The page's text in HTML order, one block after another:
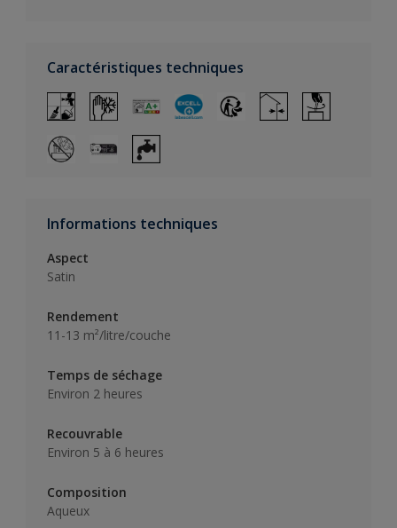
Caractéristiques techniques
Informations techniques
Aspect
Satin
Rendement
11-13 m²/litre/couche
Temps de séchage
Environ 2 heures
Recouvrable
Environ 5 à 6 heures
Composition
Aqueux